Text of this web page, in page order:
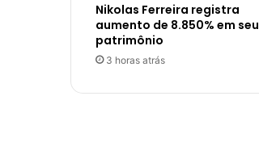
Nikolas Ferreira registra
aumento de 8.850% em seu
patrimônio
3 horas atrás